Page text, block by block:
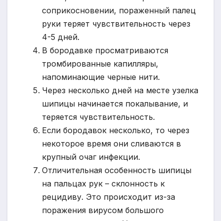
соприкосновении, пораженный палец
руки теряет чувствительность через
4-5 дней.
В бородавке просматриваются
тромбированные капилляры,
напоминающие черные нити.
Через несколько дней на месте узелка
шипицы начинается покалывание, и
теряется чувствительность.
Если бородавок несколько, то через
некоторое время они сливаются в
крупный очаг инфекции.
Отличительная особенность шипицы
на пальцах рук – склонность к
рецидиву. Это происходит из-за
поражения вирусом большого